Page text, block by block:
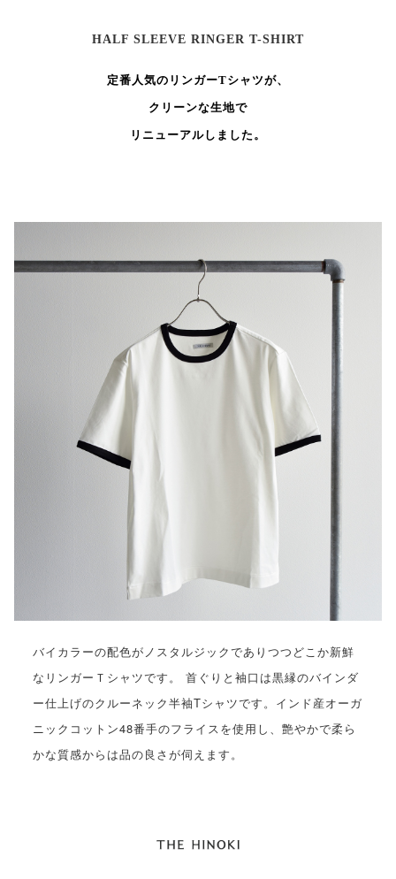
HALF SLEEVE RINGER T-SHIRT
定番人気のリンガーTシャツが、
クリーンな生地で
リニューアルしました。
バイカラーの配色がノスタルジックでありつつどこか新鮮
なリンガーＴシャツです。 首ぐりと袖口は黒縁のバインダ
ー仕上げのクルーネック半袖Tシャツです。インド産オーガ
ニックコットン48番手のフライスを使用し、艶やかで柔ら
かな質感からは品の良さが伺えます。